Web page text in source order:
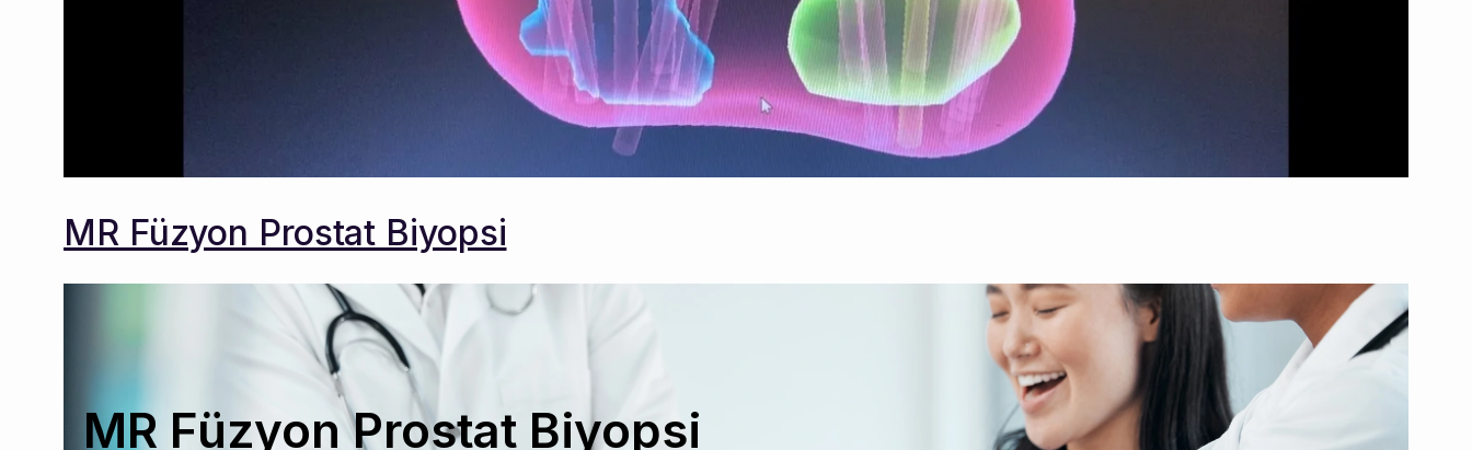
MR Füzyon Prostat Biyopsi
MR Füzyon Prostat Biyopsi